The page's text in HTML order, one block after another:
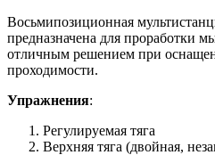
Восьмипозиционная
предназначена для проработки
отличным решением при
проходимости.
Упражнения:
Регулируемая тяга
Верхняя тяга (двойная,